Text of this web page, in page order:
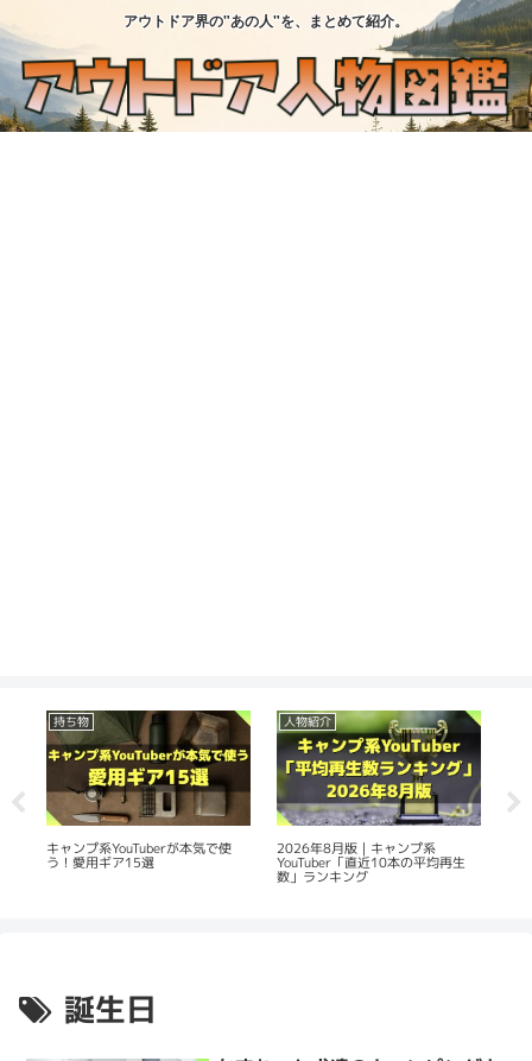
アウトドア界の"あの人"を、まとめて紹介。
持ち物
キャンプ系YouTuberが本気で使
う！愛用ギア15選
人物紹介
2026年8月版｜キャンプ系
YouTuber「直近10本の平均再生
数」ランキング
誕生日